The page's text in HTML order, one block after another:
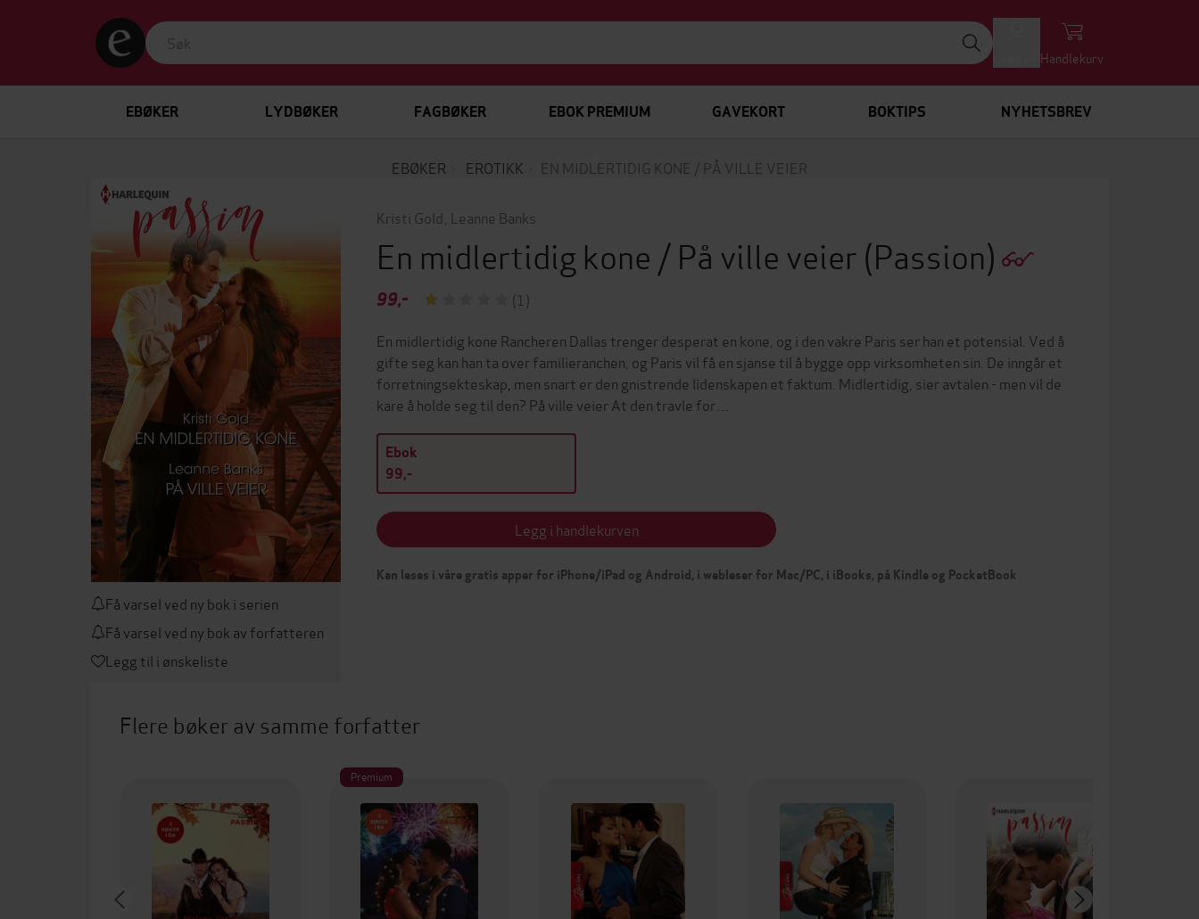
Handlekurv
EBØKER LYDBØKER FAGBØKER EBOK PREMIUM GAVEKORT BOKTIPS NYHETSBREV
EBØKER EROTIKK EN MIDLERTIDIG KONE / PÅ VILLE VEIER
Få varsel ved ny bok i serien
Få varsel ved ny bok av forfatteren
Legg til i ønskeliste
Kristi Gold Leanne Banks
En midlertidig kone / På ville veier(Passion)
99,-
(1)
En midlertidig kone Rancheren Dallas trenger desperat en kone, og i den vakre Paris ser han et potensial. Ved å
gifte seg kan han ta over familieranchen, og Paris vil få en sjanse til å bygge opp virksomheten sin. De inngår et
forretningsekteskap, men snart er den gnistrende lidenskapen et faktum. Midlertidig, sier avtalen - men vil de
kare å holde seg til den? På ville veier At den travle for…
Ebok
99,-
Legg i handlekurven
Kan leses i våre gratis apper for iPhone/iPad og Android, i webleser for Mac/PC, i iBooks, på Kindle og PocketBook
Flere bøker av samme forfatter
Premium